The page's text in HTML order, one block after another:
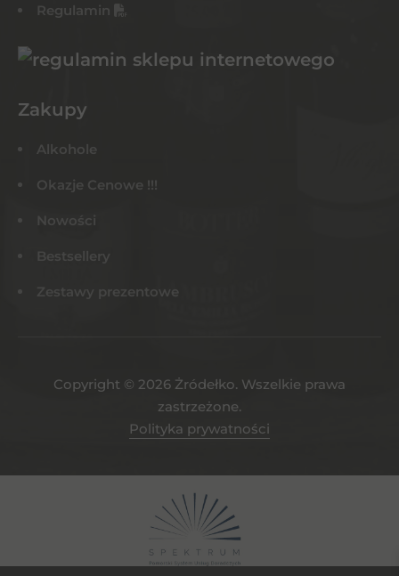
Regulamin
Zakupy
Alkohole
Okazje Cenowe !!!
Nowości
Bestsellery
Zestawy prezentowe
Copyright © 2026 Żródełko. Wszelkie prawa
zastrzeżone.
Polityka prywatności